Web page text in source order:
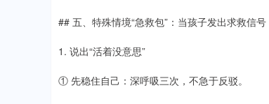
## 五、特殊情境“急救包”：当孩子发出求救信号
1. 说出“活着没意思”
① 先稳住自己：深呼吸三次，不急于反驳。